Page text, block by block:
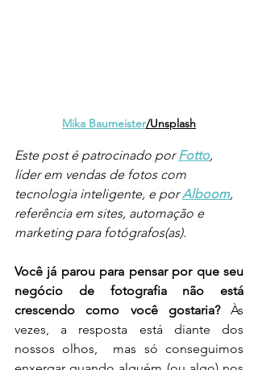
Mika Baumeister/Unsplash
Este post é patrocinado por Fotto,
líder em vendas de fotos com
tecnologia inteligente, e por Alboom,
referência em sites, automação e
marketing para fotógrafos(as).
Você já parou para pensar por que seu
negócio de fotografia não está
crescendo como você gostaria? Às
vezes, a resposta está diante dos
nossos olhos,  mas só conseguimos